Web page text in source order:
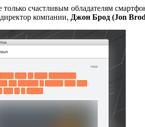
счастливым обладателям
компании, Джон Брод (Jon